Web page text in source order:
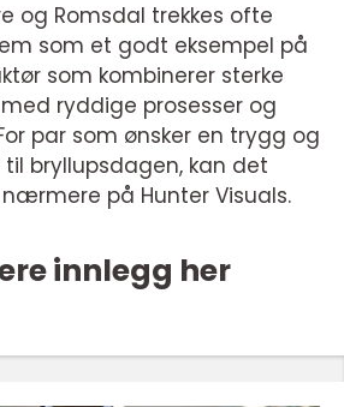
og Romsdal trekkes ofte
som et godt eksempel på
som kombinerer sterke
ryddige prosesser og
par som ønsker en trygg og
bryllupsdagen, kan det
på Hunter Visuals.
innlegg her